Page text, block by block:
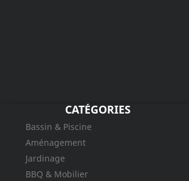
CATÉGORIES
Bassin & Piscine
Aménagement
Jardinage
BBQ & Mobilier